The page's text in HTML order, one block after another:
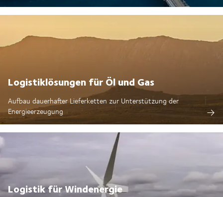
Logistiklösungen für Öl und Gas
Aufbau dauerhafter Lieferketten zur Unterstützung der
Energieerzeugung
Logistik für Windenergie